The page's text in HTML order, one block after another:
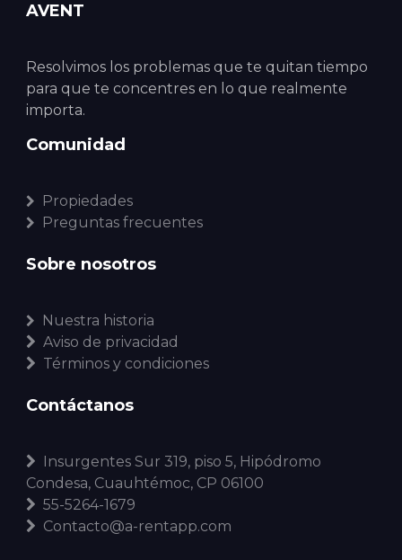
AVENT
Resolvimos los problemas que te quitan tiempo
para que te concentres en lo que realmente
importa.
Comunidad
Propiedades
Preguntas frecuentes
Sobre nosotros
Nuestra historia
Aviso de privacidad
Términos y condiciones
Contáctanos
Insurgentes Sur 319, piso 5, Hipódromo
Condesa, Cuauhtémoc, CP 06100
55-5264-1679
Contacto@a-rentapp.com